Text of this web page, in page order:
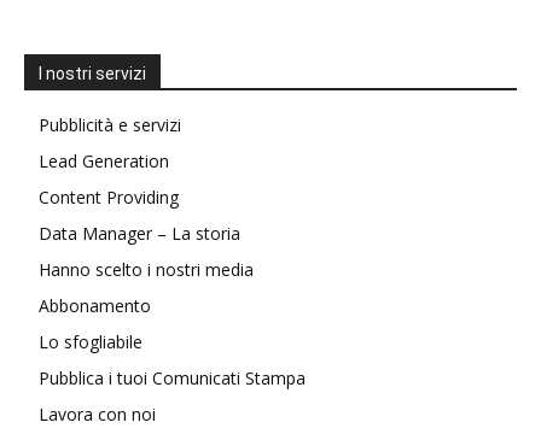
I nostri servizi
Pubblicità e servizi
Lead Generation
Content Providing
Data Manager – La storia
Hanno scelto i nostri media
Abbonamento
Lo sfogliabile
Pubblica i tuoi Comunicati Stampa
Lavora con noi